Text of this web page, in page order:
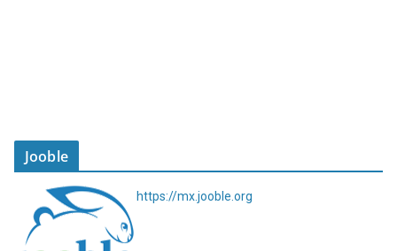
Jooble
https://mx.jooble.org